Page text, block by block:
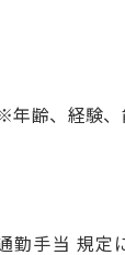
勤手当 規定